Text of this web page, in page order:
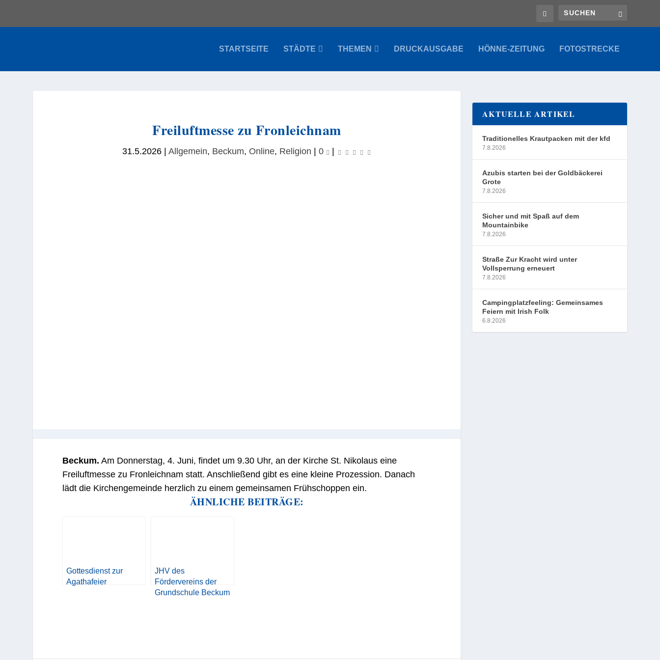
STARTSEITE STÄDTE THEMEN DRUCKAUSGABE HÖNNE-ZEITUNG FOTOSTRECKE
Freiluftmesse zu Fronleichnam
31.5.2026 |Allgemein, Beckum, Online, Religion |0
Beckum. Am Donnerstag, 4. Juni, findet um 9.30 Uhr, an der Kirche St. Nikolaus eine
Freiluftmesse zu Fronleichnam statt. Anschließend gibt es eine kleine Prozession. Danach
lädt die Kirchengemeinde herzlich zu einem gemeinsamen Frühschoppen ein.
ÄHNLICHE BEITRÄGE:
Gottesdienst zur
Agathafeier
JHV des
Fördervereins der
Grundschule Beckum
AKTUELLE ARTIKEL
Traditionelles Krautpacken mit der kfd
7.8.2026
Azubis starten bei der Goldbäckerei
Grote
7.8.2026
Sicher und mit Spaß auf dem
Mountainbike
7.8.2026
Straße Zur Kracht wird unter
Vollsperrung erneuert
7.8.2026
Campingplatzfeeling: Gemeinsames
Feiern mit Irish Folk
6.8.2026